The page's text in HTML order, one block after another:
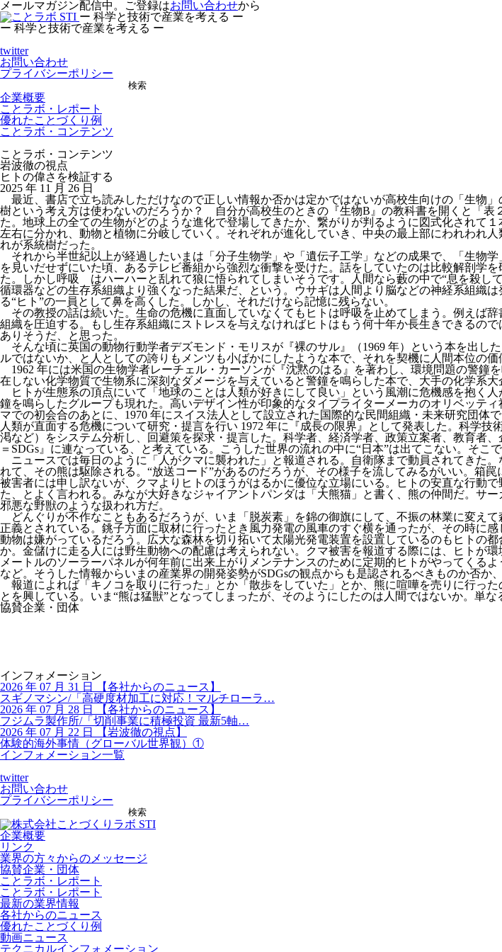
メールマガジン配信中。ご登録はお問い合わせから
ー 科学と技術で産業を考える ー
ー 科学と技術で産業を考える ー
twitter
お問い合わせ
プライバシーポリシー
検索
企業概要
ことラボ・レポート
優れたことづくり例
ことラボ・コンテンツ
ことラボ・コンテンツ
岩波徹の視点
ヒトの偉さを検証する
2025 年 11 月 26 日
最近、書店で立ち読みしただけなので正しい情報か否かは定かではないが高校生向けの「生物
樹という考え方は使わないのだろうか？ 自分が高校生のときの『生物B』の教科書を開くと「
た。地球上の全ての生物がどのような進化で登場してきたか、繋がりが判るように図式化されて
左右に分かれ、動物と植物に分岐していく。それぞれが進化していき、中央の最上部にわれわれ
れが系統樹だった。
それから半世紀以上が経過したいまは「分子生物学」や「遺伝子工学」などの成果で、「生物
を見いだせずにいた頃、あるテレビ番組から強烈な衝撃を受けた。話をしていたのは比較解剖学
た。しかし呼吸 はハーハーと乱れて狼に悟られてしまいそうです。人間なら藪の中で“息を殺し
循環器などの生存系組織より強くなった結果だ、という。ウサギは人間より脳などの神経系組織
る“ヒト”の一員として鼻を高くした。しかし、それだけなら記憶に残らない。
その教授の話は続いた。生命の危機に直面していなくてもヒトは呼吸を止めてしまう。例えば
組織を圧迫する。もし生存系組織にストレスを与えなければヒトはもう何十年か長生きできるの
ありそうだ、と思った。
そんな頃に英国の動物行動学者デズモンド・モリスが『裸のサル』（1969 年）という本を出
ルではないか、と人としての誇りもメンツも小ばかにしたような本で、それを契機に人間本位の
1962 年には米国の生物学者レーチェル・カーソンが『沈黙のはる』を著わし、環境問題の警
在しない化学物質で生物系に深刻なダメージを与えていると警鐘を鳴らした本で、大手の化学系
ヒトが生態系の頂点にいて「地球のことは人類が好きにして良い」という風潮に危機感を抱く
鐘を鳴らしたグループも現れた。高いデザイン性が印象的なタイプライターメーカのオリベッテ
マでの初会合のあとに、1970 年にスイス法人として設立された国際的な民間組織・未来研究団
人類が直面する危機について研究・提言を行い 1972 年に『成長の限界』として発表した。科学
渇など）をシステム分析し、回避策を探求・提言した。科学者、経済学者、政策立案者、教育者
＝SDGs』に連なっている、と考えている。こうした世界の流れの中に“日本”は出てこない。そこで
ニュースでは毎日のように「人がクマに襲われた」と報道される。自衛隊まで動員されてきた
れて、その熊は駆除される。“放送コード”があるのだろうが、その様子を流してみるがいい。箱
被害者には申し訳ないが、クマよりヒトのほうがはるかに優位な立場にいる。ヒトの安直な行動
た、とよく言われる。みなが大好きなジャイアントパンダは「大熊猫」と書く、熊の仲間だ。サ
邪悪な野獣のような扱われ方だ。
どんぐりが不作なこともあるだろうが、いま「脱炭素」を錦の御旗にして、不振の林業に変え
正義とされている。銚子方面に取材に行ったとき風力発電の風車のすぐ横を通ったが、その時に
動物は嫌がっているだろう。広大な森林を切り拓いて太陽光発電装置を設置しているのもヒトの
か。金儲けに走る人には野生動物への配慮は考えられない。クマ被害を報道する際には、ヒトが
メートルのソーラーパネルが何年前に出来上がりメンテナンスのために定期的ヒトがやってくる
など。そうした情報からいまの産業界の開発姿勢がSDGsの観点からも是認されるべきものか否か
報道によれば「キノコを取りに行った」とか「散歩をしていた」とか、熊に喧嘩を売りに行っ
とを興している。いま“熊は猛獣”となってしまったが、そのようにしたのは人間ではないか。単
協賛企業・団体
インフォメーション
2026 年 07 月 31 日
【各社からのニュース】
スギノマシン/「高硬度材加工に対応！マルチローラ…
2026 年 07 月 28 日
【各社からのニュース】
フジムラ製作所/「切削事業に積極投資 最新5軸…
2026 年 07 月 22 日
【岩波徹の視点】
体験的海外事情（グローバル世界観）①
インフォメーション一覧
twitter
お問い合わせ
プライバシーポリシー
検索
企業概要
リンク
業界の方々からのメッセージ
協賛企業・団体
ことラボ・レポート
ことラボ・レポート
最新の業界情報
各社からのニュース
優れたことづくり例
動画ニュース
テクニカルインフォメーション